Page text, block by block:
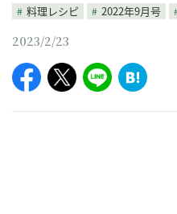
料理レシピ
2022年9月号
2023/2/23